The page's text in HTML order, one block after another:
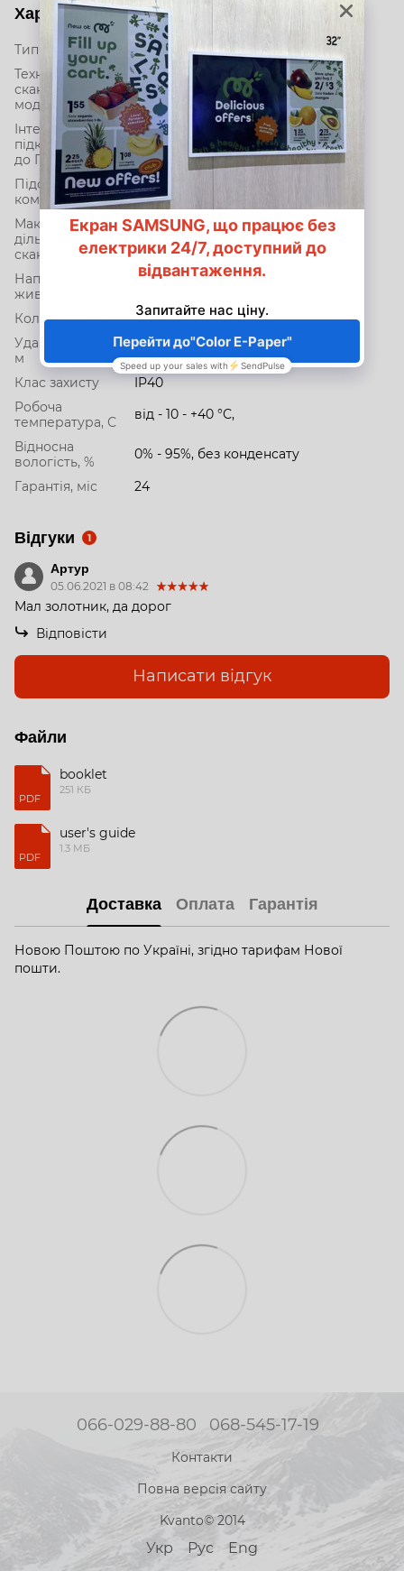
Характеристики
Тип сканеру
міні
Технологія
скануючого
модуля
2D-іміджер
Інтерфейс
підключення
до ПК
USB
Підставка в
комплекті
ні
Максимальна
дільність
сканування, см
Напруга
живлення, В
Колір корпусу
чорний
Ударостійкість,
м
1.0
Клас захисту
IP40
Робоча
температура, С
від - 10 - +40 °С,
Відносна
вологість, %
0% - 95%, без конденсату
Гарантія, міс
24
Відгуки 1
Артур
05.06.2021 в 08:42
Мал золотник, да дорог
Відповісти
Написати відгук
Файли
PDF
booklet
251 КБ
PDF
user's guide
1.3 МБ
Доставка Оплата Гарантія
Новою Поштою по Україні, згідно тарифам Нової
пошти.
066-029-88-80 068-545-17-19
Контакти
Повна версія сайту
Kvanto© 2014
Укр Рус Eng